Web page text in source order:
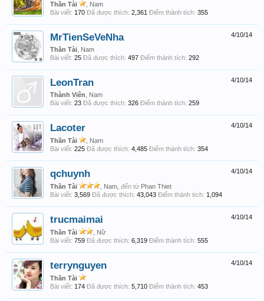
Thần Tài
, Nam
Bài viết: 170 Đã được thích: 2,361 Điểm thành tích: 355
4/10/14
MrTienSeVeNha
Thần Tài , Nam
Bài viết: 25 Đã được thích: 497 Điểm thành tích: 292
4/10/14
LeonTran
Thành Viên , Nam
Bài viết: 23 Đã được thích: 326 Điểm thành tích: 259
4/10/14
Lacoter
Thần Tài
, Nam
Bài viết: 225 Đã được thích: 4,485 Điểm thành tích: 354
4/10/14
qchuynh
Thần Tài , Nam, đến từ Phan Thiet
Bài viết: 3,569 Đã được thích: 43,043 Điểm thành tích: 1,094
4/10/14
trucmaimai
Thần Tài
, Nữ
Bài viết: 759 Đã được thích: 6,319 Điểm thành tích: 555
4/10/14
terrynguyen
Thần Tài
Bài viết: 174 Đã được thích: 5,710 Điểm thành tích: 453